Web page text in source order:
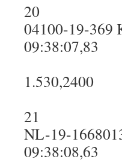
20
04100-19-369
09:38:07,83
1.530,2400
21
NL-19-
09:38:08,63